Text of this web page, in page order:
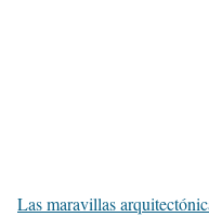
Las maravillas